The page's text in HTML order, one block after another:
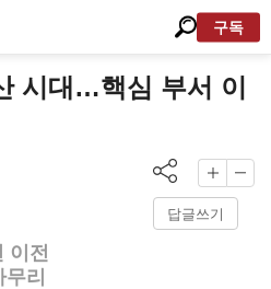
구독
시대…핵심 부서 이
답글쓰기
이전
리